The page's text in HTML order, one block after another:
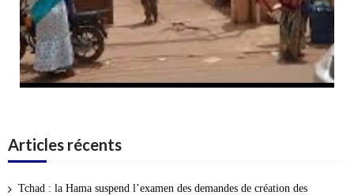
Articles récents
Tchad : la Hama suspend l’examen des demandes de création des